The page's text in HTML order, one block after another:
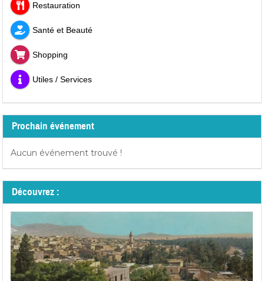
Restauration
Santé et Beauté
Shopping
Utiles / Services
Prochain événement
Aucun événement trouvé !
Découvrez :